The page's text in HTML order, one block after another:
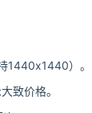
1440x1440）。
致价格。